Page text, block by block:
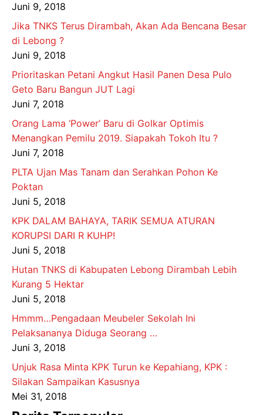
Juni 9, 2018
Jika TNKS Terus Dirambah, Akan Ada Bencana Besar
di Lebong ?
Juni 9, 2018
Prioritaskan Petani Angkut Hasil Panen Desa Pulo
Geto Baru Bangun JUT Lagi
Juni 7, 2018
Orang Lama ‘Power’ Baru di Golkar Optimis
Menangkan Pemilu 2019. Siapakah Tokoh Itu ?
Juni 7, 2018
PLTA Ujan Mas Tanam dan Serahkan Pohon Ke
Poktan
Juni 5, 2018
KPK DALAM BAHAYA, TARIK SEMUA ATURAN
KORUPSI DARI R KUHP!
Juni 5, 2018
Hutan TNKS di Kabupaten Lebong Dirambah Lebih
Kurang 5 Hektar
Juni 5, 2018
Hmmm…Pengadaan Meubeler Sekolah Ini
Pelaksananya Diduga Seorang …
Juni 3, 2018
Unjuk Rasa Minta KPK Turun ke Kepahiang, KPK :
Silakan Sampaikan Kasusnya
Mei 31, 2018